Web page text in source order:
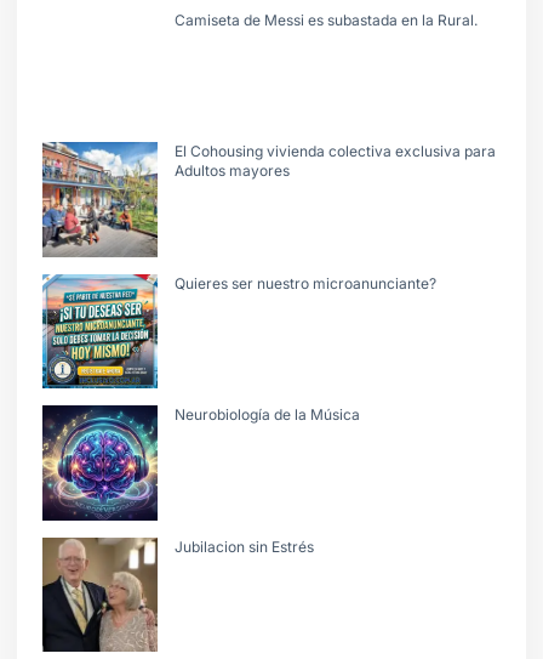
Camiseta de Messi es subastada en la Rural.
El Cohousing vivienda colectiva exclusiva para
Adultos mayores
Quieres ser nuestro microanunciante?
Neurobiología de la Música
Jubilacion sin Estrés